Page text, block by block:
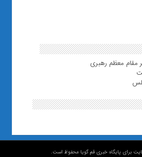
مقام معظم رهبری
برای پایگاه خبری قم گویا محفوظ است.